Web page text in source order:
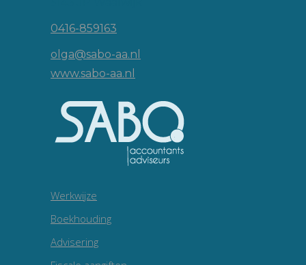
0416-859163
olga@sabo-aa.nl
www.sabo-aa.nl
Werkwijze
Boekhouding
Advisering